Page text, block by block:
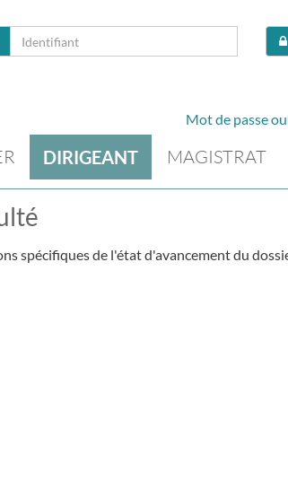
Mot de passe
DIRIGEANT MAGISTRAT
spécifiques de l'état d'avancement du